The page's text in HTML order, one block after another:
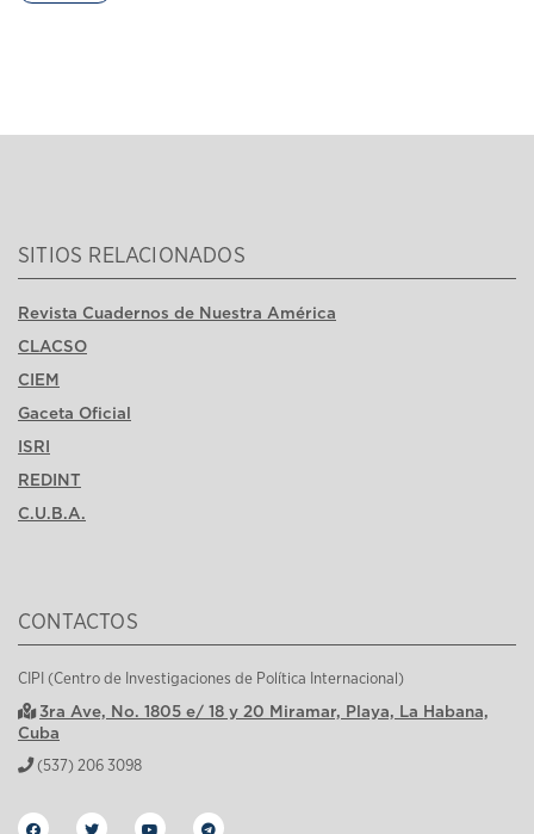
SITIOS RELACIONADOS
Revista Cuadernos de Nuestra América
CLACSO
CIEM
Gaceta Oficial
ISRI
REDINT
C.U.B.A.
CONTACTOS
CIPI (Centro de Investigaciones de Política Internacional)
3ra Ave, No. 1805 e/ 18 y 20 Miramar, Playa, La Habana,
Cuba
(537) 206 3098